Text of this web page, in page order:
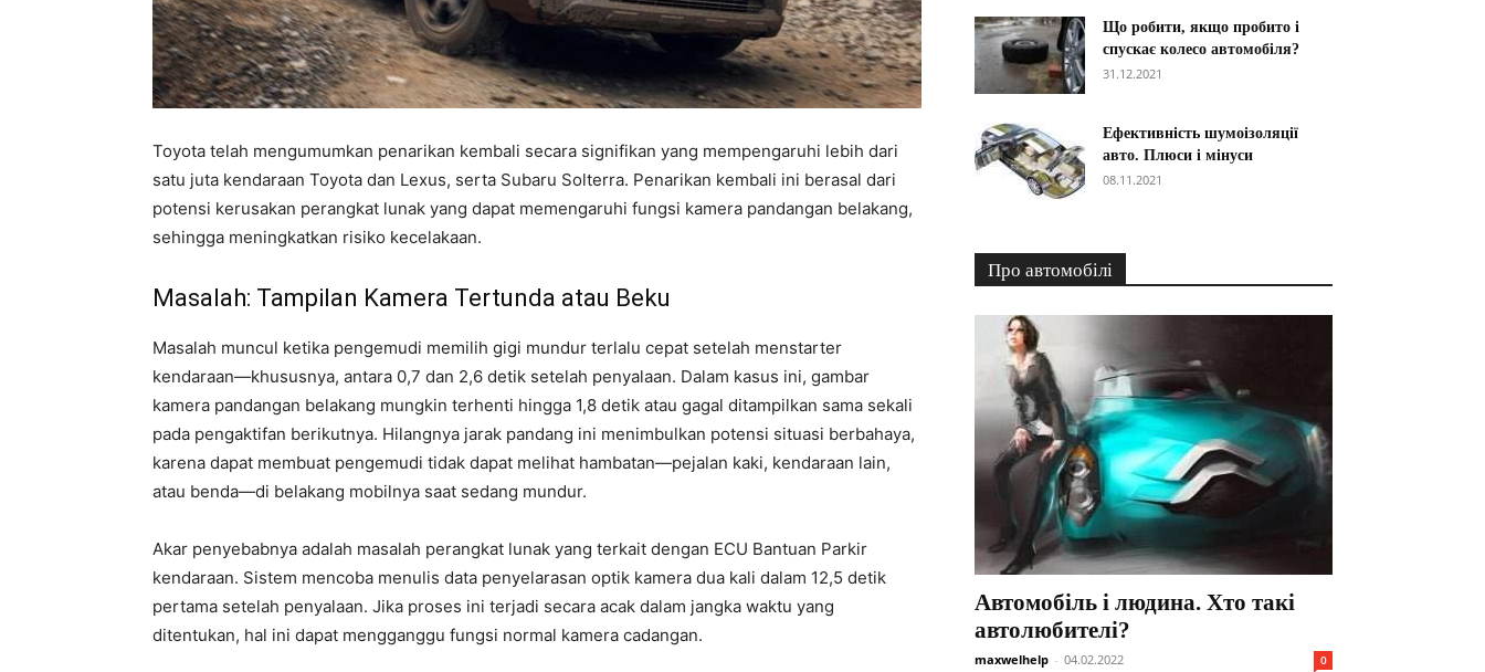
Toyota telah mengumumkan penarikan kembali secara signifikan yang mempengaruhi lebih dari
satu juta kendaraan Toyota dan Lexus, serta Subaru Solterra. Penarikan kembali ini berasal dari
potensi kerusakan perangkat lunak yang dapat memengaruhi fungsi kamera pandangan belakang,
sehingga meningkatkan risiko kecelakaan.
Masalah: Tampilan Kamera Tertunda atau Beku
Masalah muncul ketika pengemudi memilih gigi mundur terlalu cepat setelah menstarter
kendaraan—khususnya, antara 0,7 dan 2,6 detik setelah penyalaan. Dalam kasus ini, gambar
kamera pandangan belakang mungkin terhenti hingga 1,8 detik atau gagal ditampilkan sama sekali
pada pengaktifan berikutnya. Hilangnya jarak pandang ini menimbulkan potensi situasi berbahaya,
karena dapat membuat pengemudi tidak dapat melihat hambatan—pejalan kaki, kendaraan lain,
atau benda—di belakang mobilnya saat sedang mundur.
Akar penyebabnya adalah masalah perangkat lunak yang terkait dengan ECU Bantuan Parkir
kendaraan. Sistem mencoba menulis data penyelarasan optik kamera dua kali dalam 12,5 detik
pertama setelah penyalaan. Jika proses ini terjadi secara acak dalam jangka waktu yang
ditentukan, hal ini dapat mengganggu fungsi normal kamera cadangan.
Що робити, якщо пробито і
спускає колесо автомобіля?
31.12.2021
Ефективність шумоізоляції
авто. Плюси і мінуси
08.11.2021
Про автомобілі
Автомобіль і людина. Хто такі
автолюбителі?
maxwelhelp - 04.02.2022 0